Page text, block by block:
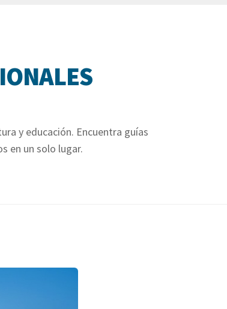
y educación. Encuentra guías
en un solo lugar.